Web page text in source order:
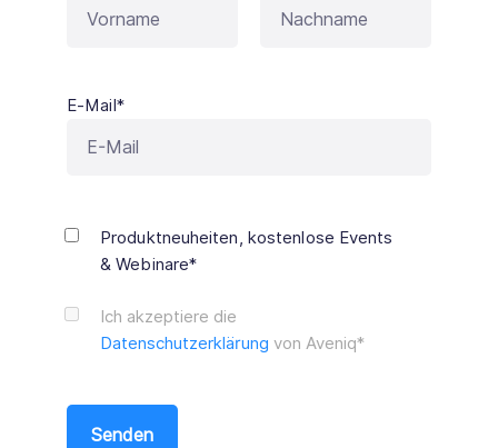
E-Mail*
Produktneuheiten, kostenlose Events
& Webinare*
Ich akzeptiere die
Datenschutzerklärung von Aveniq*
Senden